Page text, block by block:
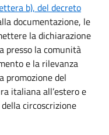
b), del decreto
documentazione, le
la dichiarazione
presso la comunità
e la rilevanza
promozione del
italiana all’estero e
circoscrizione